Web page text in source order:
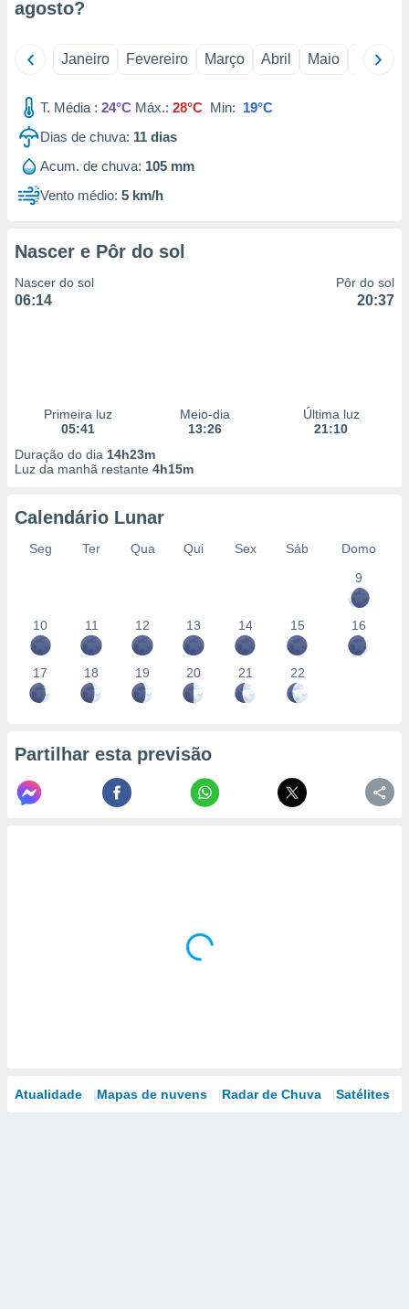
criar
medir
da
de
ou
de
1199
agosto?
Janeiro Fevereiro Março Abril Maio Junho
T. Média : 24°C Máx.: 28°C Min: 19°C
Dias de chuva: 11 dias
Acum. de chuva: 105 mm
Vento médio: 5 km/h
Nascer e Pôr do sol
Nascer do sol
06:14
Pôr do sol
20:37
Primeira luz
05:41
Meio-dia
13:26
Última luz
21:10
Duração do dia 14h23m
Luz da manhã restante 4h15m
Calendário Lunar
Seg Ter Qua Qui Sex Sáb
Domo
9
10 11 12 13 14 15 16
17 18 19 20 21 22
Partilhar esta previsão
Atualidade Mapas de nuvens Radar de Chuva Satélites